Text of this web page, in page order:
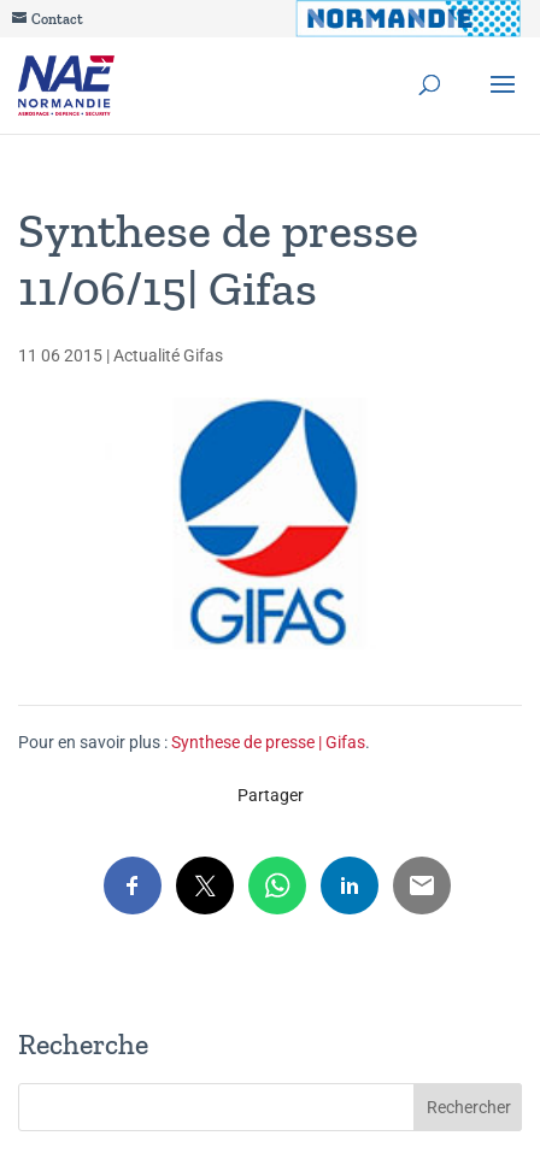
Contact
Synthese de presse
11/06/15| Gifas
11 06 2015 |Actualité Gifas
Pour en savoir plus :Synthese de presse | Gifas.
Partager
Recherche